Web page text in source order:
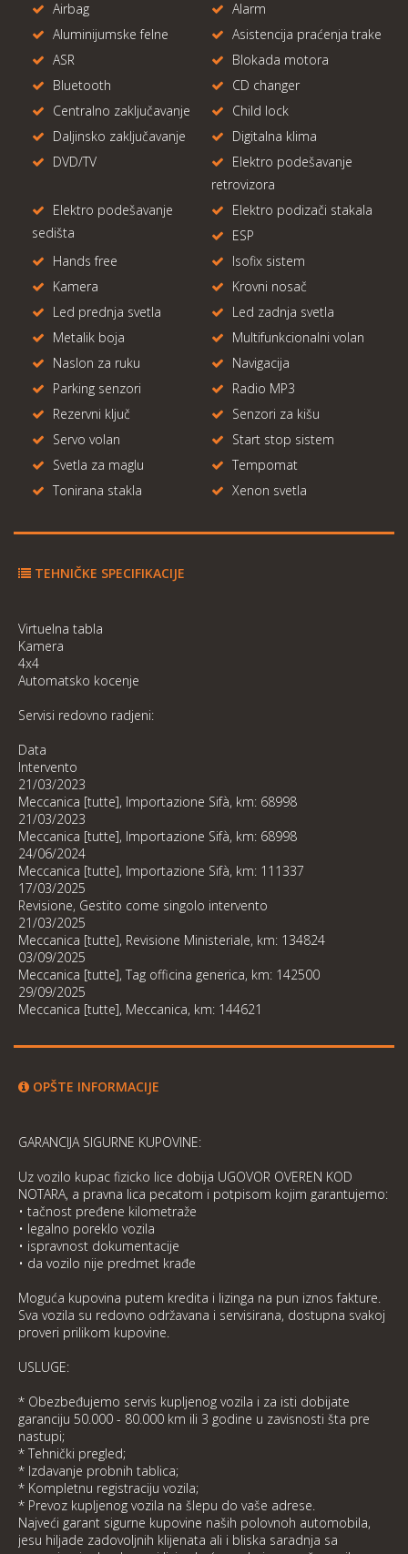
Airbag
Alarm
Aluminijumske felne
Asistencija praćenja trake
ASR
Blokada motora
Bluetooth
CD changer
Centralno zaključavanje
Child lock
Daljinsko zaključavanje
Digitalna klima
DVD/TV
Elektro podešavanje
retrovizora
Elektro podešavanje
sedišta
Elektro podizači stakala
ESP
Hands free
Isofix sistem
Kamera
Krovni nosač
Led prednja svetla
Led zadnja svetla
Metalik boja
Multifunkcionalni volan
Naslon za ruku
Navigacija
Parking senzori
Radio MP3
Rezervni ključ
Senzori za kišu
Servo volan
Start stop sistem
Svetla za maglu
Tempomat
Tonirana stakla
Xenon svetla
TEHNIČKE SPECIFIKACIJE
Virtuelna tabla
Kamera
4x4
Automatsko kocenje
Servisi redovno radjeni:
Data
Intervento
21/03/2023
Meccanica [tutte], Importazione Sifà, km: 68998
21/03/2023
Meccanica [tutte], Importazione Sifà, km: 68998
24/06/2024
Meccanica [tutte], Importazione Sifà, km: 111337
17/03/2025
Revisione, Gestito come singolo intervento
21/03/2025
Meccanica [tutte], Revisione Ministeriale, km: 134824
03/09/2025
Meccanica [tutte], Tag officina generica, km: 142500
29/09/2025
Meccanica [tutte], Meccanica, km: 144621
OPŠTE INFORMACIJE
GARANCIJA SIGURNE KUPOVINE:
Uz vozilo kupac fizicko lice dobija UGOVOR OVEREN KOD
NOTARA, a pravna lica pecatom i potpisom kojim garantujemo:
• tačnost pređene kilometraže
• legalno poreklo vozila
• ispravnost dokumentacije
• da vozilo nije predmet krađe
Moguća kupovina putem kredita i lizinga na pun iznos fakture.
Sva vozila su redovno održavana i servisirana, dostupna svakoj
proveri prilikom kupovine.
USLUGE:
* Obezbeđujemo servis kupljenog vozila i za isti dobijate
garanciju 50.000 - 80.000 km ili 3 godine u zavisnosti šta pre
nastupi;
* Tehnički pregled;
* Izdavanje probnih tablica;
* Kompletnu registraciju vozila;
* Prevoz kupljenog vozila na šlepu do vaše adrese.
Najveći garant sigurne kupovine naših polovnoh automobila,
jesu hiljade zadovoljnih klijenata ali i bliska saradnja sa